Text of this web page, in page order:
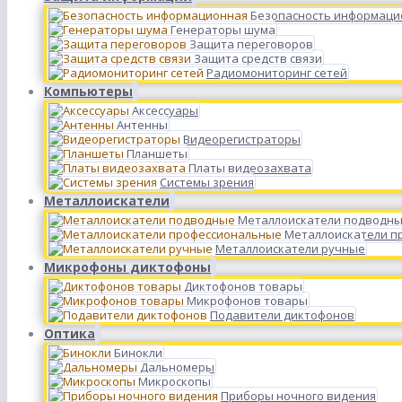
Безопасность
Генераторы шума
Защита переговоров
Защита средств связи
Радиомониторинг сетей
Компьютеры
Аксессуары
Антенны
Видеорегистраторы
Планшеты
Платы видеозахвата
Системы зрения
Металлоискатели
Металлоискатели
Металлоискатели
Металлоискатели ручные
Микрофоны диктофоны
Диктофонов товары
Микрофонов товары
Подавители диктофонов
Оптика
Бинокли
Дальномеры
Микроскопы
Приборы ночного видения